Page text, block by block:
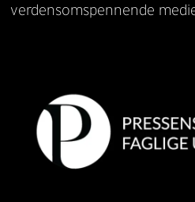
verdensomspennende